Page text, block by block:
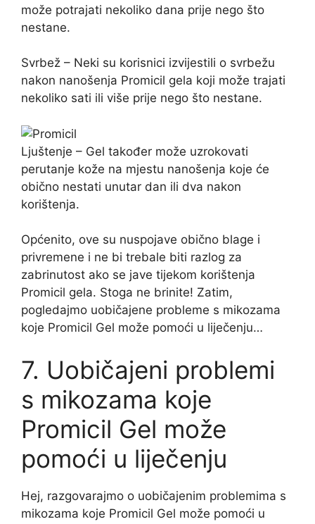
može potrajati nekoliko dana prije nego što
nestane.
Svrbež – Neki su korisnici izvijestili o svrbežu
nakon nanošenja Promicil gela koji može trajati
nekoliko sati ili više prije nego što nestane.
Ljuštenje – Gel također može uzrokovati
perutanje kože na mjestu nanošenja koje će
obično nestati unutar dan ili dva nakon
korištenja.
Općenito, ove su nuspojave obično blage i
privremene i ne bi trebale biti razlog za
zabrinutost ako se jave tijekom korištenja
Promicil gela. Stoga ne brinite! Zatim,
pogledajmo uobičajene probleme s mikozama
koje Promicil Gel može pomoći u liječenju…
7. Uobičajeni problemi
s mikozama koje
Promicil Gel može
pomoći u liječenju
Hej, razgovarajmo o uobičajenim problemima s
mikozama koje Promicil Gel može pomoći u